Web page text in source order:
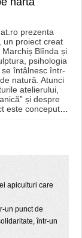
prezenta
un proiect creat
Blînda și
psihologia
întâlnesc într-
natură. Atunci
atelierului,
și despre
este conceput…
apiculturi care
un punct de
într-un